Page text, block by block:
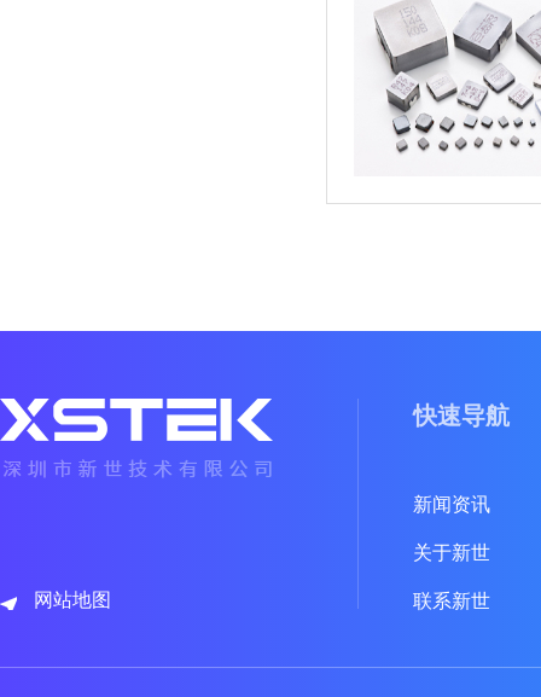
网站地图
快速导航
新闻资讯
关于新世
联系新世